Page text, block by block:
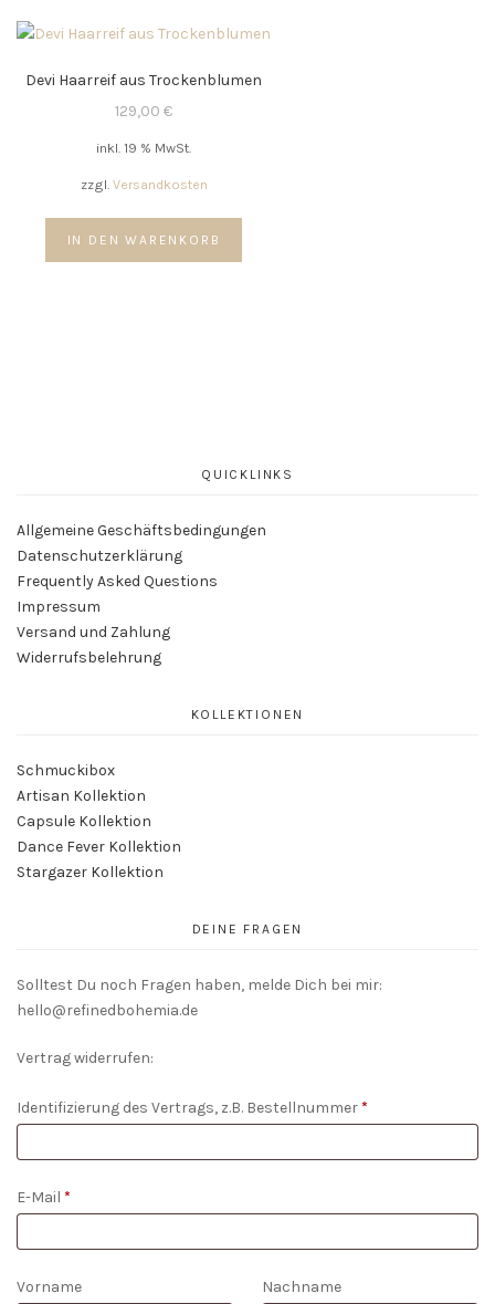
Devi Haarreif aus Trockenblumen
129,00 €
inkl. 19 % MwSt.
zzgl. Versandkosten
IN DEN WARENKORB
QUICKLINKS
Allgemeine Geschäftsbedingungen
Datenschutzerklärung
Frequently Asked Questions
Impressum
Versand und Zahlung
Widerrufsbelehrung
KOLLEKTIONEN
Schmuckibox
Artisan Kollektion
Capsule Kollektion
Dance Fever Kollektion
Stargazer Kollektion
DEINE FRAGEN
Solltest Du noch Fragen haben, melde Dich bei mir:
hello@refinedbohemia.de
Vertrag widerrufen:
Identifizierung des Vertrags, z.B. Bestellnummer*
E-Mail *
E-
Vorname Nachname